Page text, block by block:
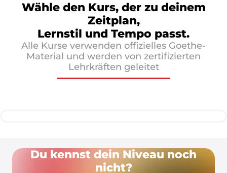
Wähle den Kurs, der zu deinem
Zeitplan,
Lernstil und Tempo passt.
Alle Kurse verwenden offizielles Goethe-
Material und werden von zertifizierten
Lehrkräften geleitet
Du kennst dein Niveau noch
nicht?